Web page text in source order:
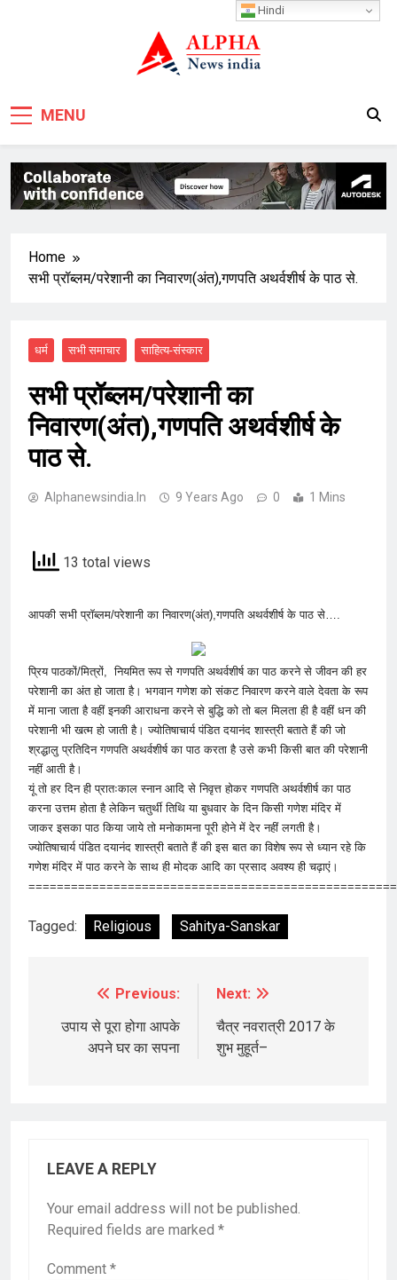
MENU
Home
सभी प्रॉब्लम/परेशानी का निवारण(अंत),गणपति अथर्वशीर्ष के पाठ से.
धर्म सभी समाचार साहित्य-संस्कार
सभी प्रॉब्लम/परेशानी का
निवारण(अंत),गणपति अथर्वशीर्ष के
पाठ से.
Alphanewsindia.in 9 Years Ago 0 1 Mins
13 total views
आपकी सभी प्रॉब्लम/परेशानी का निवारण(अंत),गणपति अथर्वशीर्ष के पाठ से….
प्रिय पाठकों/मित्रों, नियमित रूप से गणपति अथर्वशीर्ष का पाठ करने से जीवन की हर
परेशानी का अंत हो जाता है। भगवान गणेश को संकट निवारण करने वाले देवता के रूप
में माना जाता है वहीं इनकी आराधना करने से बुद्धि को तो बल मिलता ही है वहीं धन की
परेशानी भी खत्म हो जाती है। ज्योतिषाचार्य पंडित दयानंद शास्त्री बताते हैं की जो
श्रद्धालु प्रतिदिन गणपति अथर्वशीर्ष का पाठ करता है उसे कभी किसी बात की परेशानी
नहीं आती है।
यूं तो हर दिन ही प्रातःकाल स्नान आदि से निवृत्त होकर गणपति अथर्वशीर्ष का पाठ
करना उत्तम होता है लेकिन चतुर्थी तिथि या बुधवार के दिन किसी गणेश मंदिर में
जाकर इसका पाठ किया जाये तो मनोकामना पूरी होने में देर नहीं लगती है।
ज्योतिषाचार्य पंडित दयानंद शास्त्री बताते हैं की इस बात का विशेष रूप से ध्यान रहे कि
गणेश मंदिर में पाठ करने के साथ ही मोदक आदि का प्रसाद अवश्य ही चढ़ाएं।
Tagged: Religious Sahitya-Sanskar
navigation
Previous:
उपाय से पूरा होगा आपके
अपने घर का सपना
Next:
चैत्र नवरात्री 2017 के
शुभ मुहूर्त–
LEAVE A REPLY
Your email address will not be published.
Required fields are marked *
Comment *
Hindi